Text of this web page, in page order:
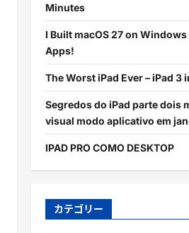
Minutes
I Built macOS 27 on Windows
Apps!
The Worst iPad Ever – iPad 3
Segredos do iPad parte dois
visual modo aplicativo em
IPAD PRO COMO DESKTOP
カテゴリー